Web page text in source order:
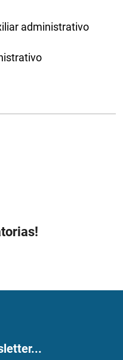
administrativo